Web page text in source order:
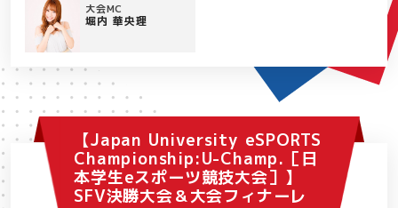
大会MC
堀内 華央理
【Japan University eSPORTS
Championship:U-Champ.［日
本学生eスポーツ競技大会］】
SFV決勝大会＆大会フィナーレ